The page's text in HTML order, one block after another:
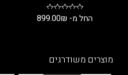
החל מ- 899.00₪
יש
מוצרים משודרגים